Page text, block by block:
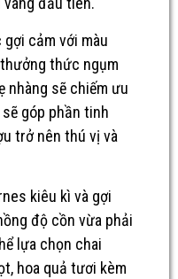
cảm với màu
thức ngụm
nhàng sẽ chiếm ưu
góp phần tinh
trở nên thú vị và
kiêu kì và gợi
độ cồn vừa phải
lựa chọn chai
hoa quả tươi kèm